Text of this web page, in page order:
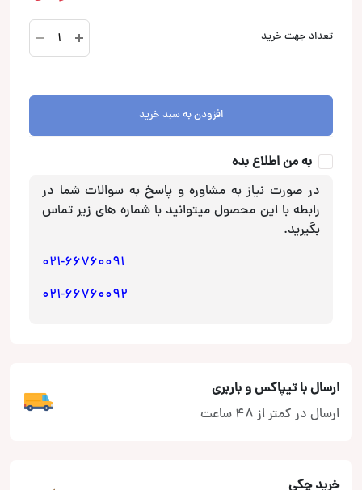
تعداد جهت خرید
V-
CH1117
افزودن به سبد خرید
به من اطلاع بده
در صورت نیاز به مشاوره و پاسخ به سوالات شما در
رابطه با این محصول میتوانید با شماره های زیر تماس
بگیرید.
021-66760091
021-66760092
ارسال با تیپاکس و باربری
ارسال در کمتر از 48 ساعت
خرید چکی